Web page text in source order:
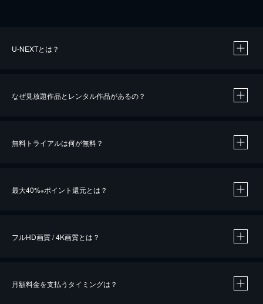
U-NEXTとは？
なぜ見放題作品とレンタル作品があるの？
無料トライアルは何が無料？
最大40%※ポイント還元とは？
※40％ポイント還元の対象は、クレジットカード決済による作品の購入 / レンタルです。
フルHD画質 / 4K画質とは？
月額料金を支払うタイミングは？